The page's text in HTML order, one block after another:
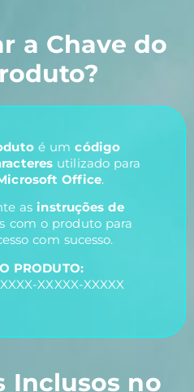
a Chave do
é umcódigo
utilizado para
Office.
asinstruções de
com o produto para
com sucesso.
PRODUTO:
XXXXX-XXXXX
Inclusos no